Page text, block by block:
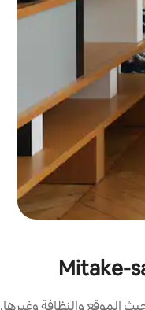
الموقع والنظافة وغيرها.